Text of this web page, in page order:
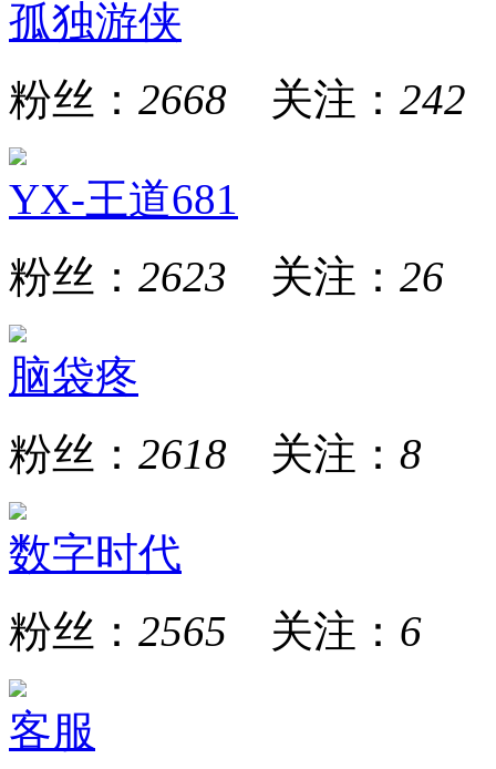
孤独游侠
粉丝： 2668 关注： 242
YX-王道681
粉丝： 2623 关注： 26
脑袋疼
粉丝： 2618 关注： 8
数字时代
粉丝： 2565 关注： 6
客服